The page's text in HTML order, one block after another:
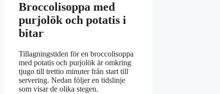
Broccolisoppa med
purjolök och potatis i
bitar
Tillagningstiden för en broccolisoppa
med potatis och purjolök är omkring
tjugo till trettio minuter från start till
servering. Nedan följer en tidslinje
som visar de olika stegen.